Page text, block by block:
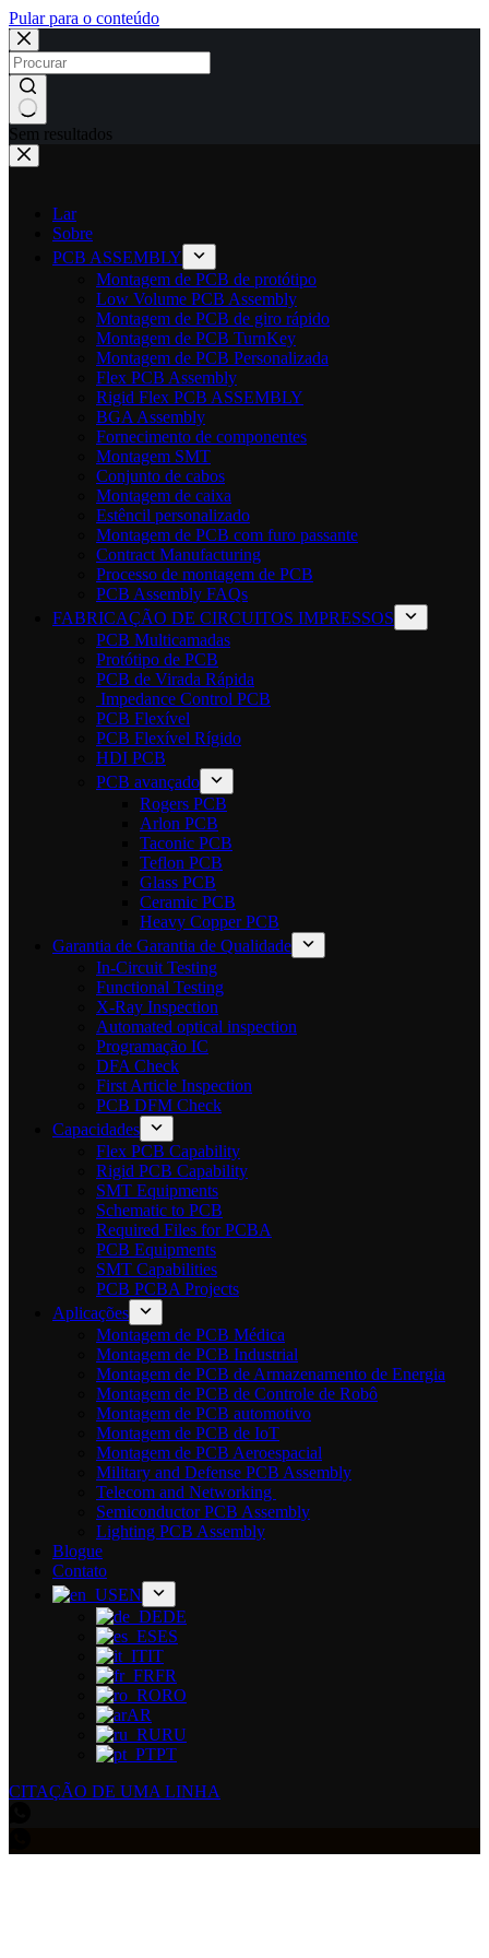
Pular para o conteúdo
Sem resultados
Lar
Sobre
PCB ASSEMBLY
Montagem de PCB de protótipo
Low Volume PCB Assembly
Montagem de PCB de giro rápido
Montagem de PCB TurnKey
Montagem de PCB Personalizada
Flex PCB Assembly
Rigid Flex PCB ASSEMBLY
BGA Assembly
Fornecimento de componentes
Montagem SMT
Conjunto de cabos
Montagem de caixa
Estêncil personalizado
Montagem de PCB com furo passante
Contract Manufacturing
Processo de montagem de PCB
PCB Assembly FAQs
FABRICAÇÃO DE CIRCUITOS IMPRESSOS
PCB Multicamadas
Protótipo de PCB
PCB de Virada Rápida
Impedance Control PCB
PCB Flexível
PCB Flexível Rígido
HDI PCB
PCB avançado
Rogers PCB
Arlon PCB
Taconic PCB
Teflon PCB
Glass PCB
Ceramic PCB
Heavy Copper PCB
Garantia de Garantia de Qualidade
In-Circuit Testing
Functional Testing
X-Ray Inspection
Automated optical inspection
Programação IC
DFA Check
First Article Inspection
PCB DFM Check
Capacidades
Flex PCB Capability
Rigid PCB Capability
SMT Equipments
Schematic to PCB
Required Files for PCBA
PCB Equipments
SMT Capabilities
PCB PCBA Projects
Aplicações
Montagem de PCB Médica
Montagem de PCB Industrial
Montagem de PCB de Armazenamento de Energia
Montagem de PCB de Controle de Robô
Montagem de PCB automotivo
Montagem de PCB de IoT
Montagem de PCB Aeroespacial
Military and Defense PCB Assembly
Telecom and Networking
Semiconductor PCB Assembly
Lighting PCB Assembly
Blogue
Contato
EN
DE
ES
IT
FR
RO
AR
RU
PT
CITAÇÃO DE UMA LINHA